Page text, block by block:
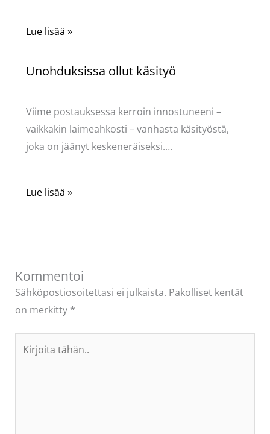
Lue lisää »
Unohduksissa ollut käsityö
Viime postauksessa kerroin innostuneeni –
vaikkakin laimeahkosti – vanhasta käsityöstä,
joka on jäänyt keskeneräiseksi.…
Lue lisää »
Kommentoi
Sähköpostiosoitettasi ei julkaista. Pakolliset kentät
on merkitty *
tähän..